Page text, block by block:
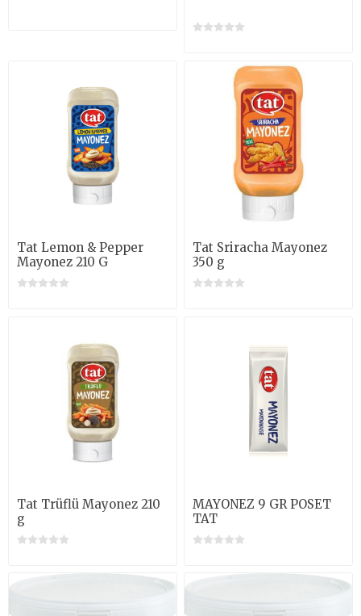
Tat Lemon & Pepper
Mayonez 210 G
Tat Sriracha Mayonez
350 g
Tat Trüflü Mayonez 210
g
MAYONEZ 9 GR POSET
TAT